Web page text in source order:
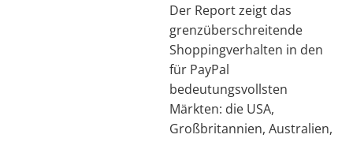
Der Report zeigt das
grenzüberschreitende
Shoppingverhalten in den
für PayPal
bedeutungsvollsten
Märkten: die USA,
Großbritannien, Australien,